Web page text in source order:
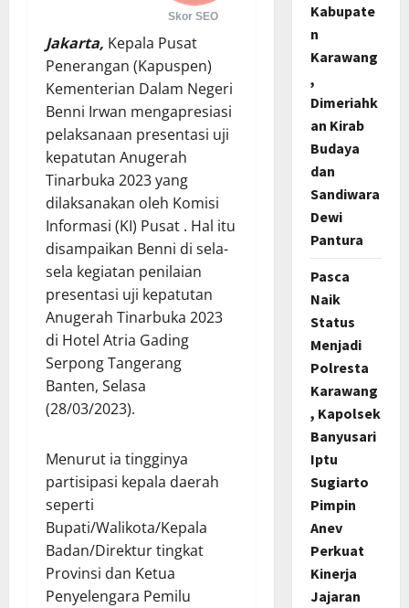
Skor SEO
Jakarta, Kepala Pusat
Penerangan (Kapuspen)
Kementerian Dalam Negeri
Benni Irwan mengapresiasi
pelaksanaan presentasi uji
kepatutan Anugerah
Tinarbuka 2023 yang
dilaksanakan oleh Komisi
Informasi (KI) Pusat . Hal itu
disampaikan Benni di sela-
sela kegiatan penilaian
presentasi uji kepatutan
Anugerah Tinarbuka 2023
di Hotel Atria Gading
Serpong Tangerang
Banten, Selasa
(28/03/2023).
Menurut ia tingginya
partisipasi kepala daerah
seperti
Bupati/Walikota/Kepala
Badan/Direktur tingkat
Provinsi dan Ketua
Penyelengara Pemilu
Kabupate
n
Karawang
,
Dimeriahk
an Kirab
Budaya
dan
Sandiwara
Dewi
Pantura
Pasca
Naik
Status
Menjadi
Polresta
Karawang
, Kapolsek
Banyusari
Iptu
Sugiarto
Pimpin
Anev
Perkuat
Kinerja
Jajaran